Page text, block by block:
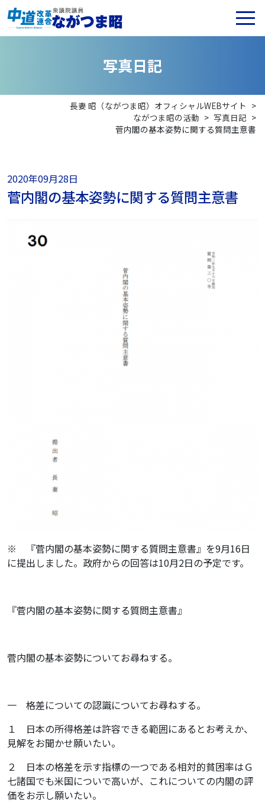
写真日記
長妻 昭（ながつま昭）オフィシャルWEBサイト >
ながつま昭の活動 > 写真日記 >
菅内閣の基本姿勢に関する質問主意書
2020年09月28日
菅内閣の基本姿勢に関する質問主意書
※ 『菅内閣の基本姿勢に関する質問主意書』を9月16日
に提出しました。政府からの回答は10月2日の予定です。
『菅内閣の基本姿勢に関する質問主意書』
菅内閣の基本姿勢についてお尋ねする。
一 格差についての認識についてお尋ねする。
１ 日本の所得格差は許容できる範囲にあるとお考えか、
見解をお聞かせ願いたい。
２ 日本の格差を示す指標の一つである相対的貧困率はＧ
七諸国でも米国についで高いが、これについての内閣の評
価をお示し願いたい。